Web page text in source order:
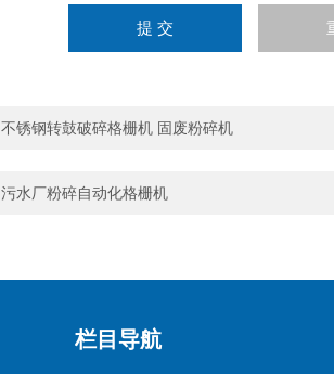
不锈钢转鼓破碎格栅机 固废粉碎机
污水厂粉碎自动化格栅机
栏目导航